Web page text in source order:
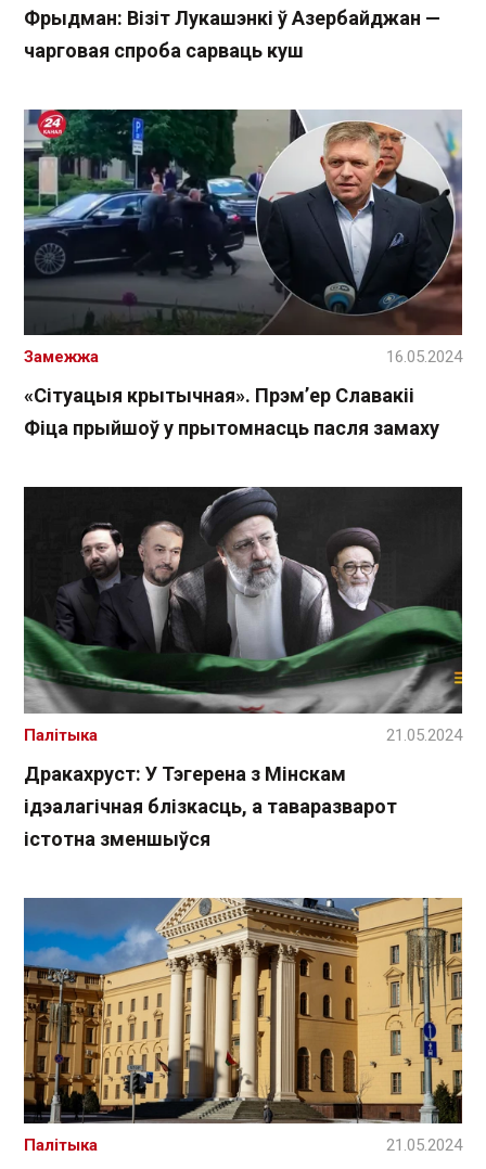
Фрыдман: Візіт Лукашэнкі ў Азербайджан —
чарговая спроба сарваць куш
«Сітуацыя крытычная». Прэм’ер Славакіі
Фіца прыйшоў у прытомнасць пасля замаху
Замежжа 16.05.2024
Дракахруст: У Тэгерена з Мінскам
ідэалагічная блізкасць, а таваразварот
істотна зменшыўся
Палітыка 21.05.2024
Палітыка 21.05.2024